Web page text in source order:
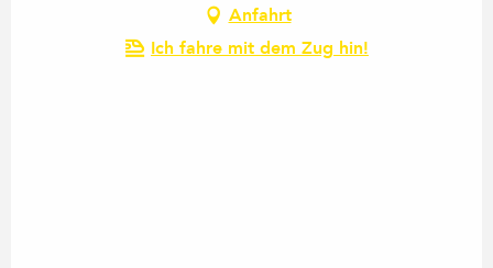
Anfahrt
Ich fahre mit dem Zug hin!